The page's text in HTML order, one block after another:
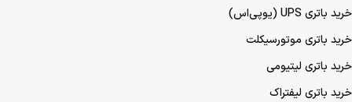
خرید باتری UPS (یو‌پی‌اس)
خرید باتری موتورسیکلت
خرید باتری لیتیومی
خرید باتری لیفتراک